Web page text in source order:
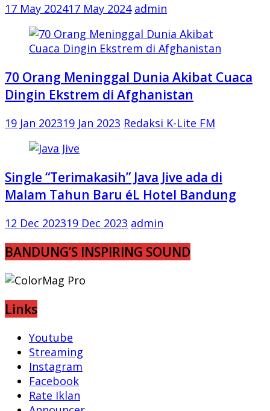
17 May 202417 May 2024 admin
70 Orang Meninggal Dunia Akibat Cuaca
Dingin Ekstrem di Afghanistan
19 Jan 202319 Jan 2023 Redaksi K-Lite FM
Single “Terimakasih” Java Jive ada di
Malam Tahun Baru éL Hotel Bandung
12 Dec 202319 Dec 2023 admin
BANDUNG’S INSPIRING SOUND
Links
Youtube
Streaming
Instagram
Facebook
Rate Iklan